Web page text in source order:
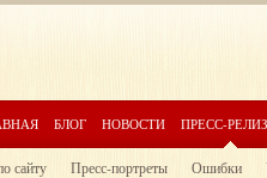
БЛОГ НОВОСТИ ПРЕСС-
сайту Пресс-портреты Ошибки